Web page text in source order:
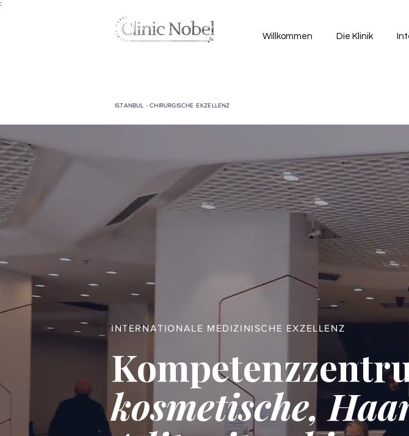
;
Willkommen Die Klinik
ISTANBUL - CHIRURGISCHE EXZELLENZ
INTERNATIONALE MEDIZINISCHE EXZELLENZ
kosmetische,